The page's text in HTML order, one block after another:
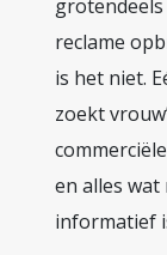
reclame
is het niet.
zoekt
en alles
informatief